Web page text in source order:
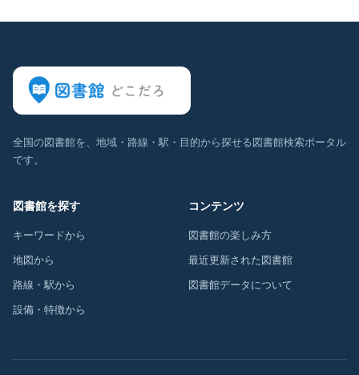
全国の図書館を、地域・路線・駅・目的から探せる図書館検索ポータル
です。
図書館を探す
キーワードから
地図から
路線・駅から
設備・特徴から
コンテンツ
図書館の楽しみ方
最近更新された図書館
図書館データについて